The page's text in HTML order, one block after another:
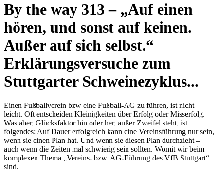
By the way 313 – „Auf einen
hören, und sonst auf keinen.
Außer auf sich selbst.“
Erklärungsversuche zum
Stuttgarter Schweinezyklus...
Einen Fußballverein bzw eine Fußball-AG zu führen, ist nicht
leicht. Oft entscheiden Kleinigkeiten über Erfolg oder Misserfolg.
Was aber, Glücksfaktor hin oder her, außer Zweifel steht, ist
folgendes: Auf Dauer erfolgreich kann eine Vereinsführung nur sein,
wenn sie einen Plan hat. Und wenn sie diesen Plan durchzieht –
auch wenn die Zeiten mal schwierig sein sollten. Womit wir beim
komplexen Thema „Vereins- bzw. AG-Führung des VfB Stuttgart“
sind.